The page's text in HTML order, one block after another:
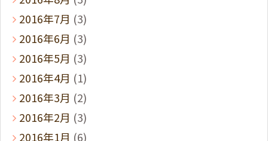
2016年7月 (3)
2016年6月 (3)
2016年5月 (3)
2016年4月 (1)
2016年3月 (2)
2016年2月 (3)
2016年1月 (6)